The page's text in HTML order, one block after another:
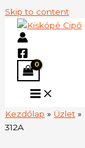
Skip to content
Kezdőlap » Üzlet »
312A